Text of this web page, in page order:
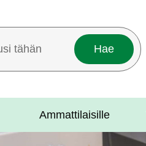
Ammattilaisille